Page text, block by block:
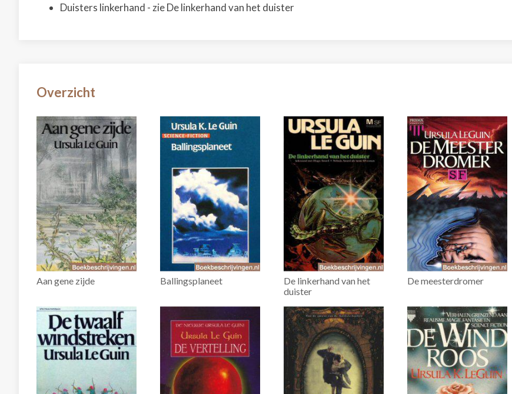
Duisters linkerhand - zie De linkerhand van het duister
Overzicht
Aan gene zijde Ballingsplaneet
De linkerhand van het
duister
De meesterdromer